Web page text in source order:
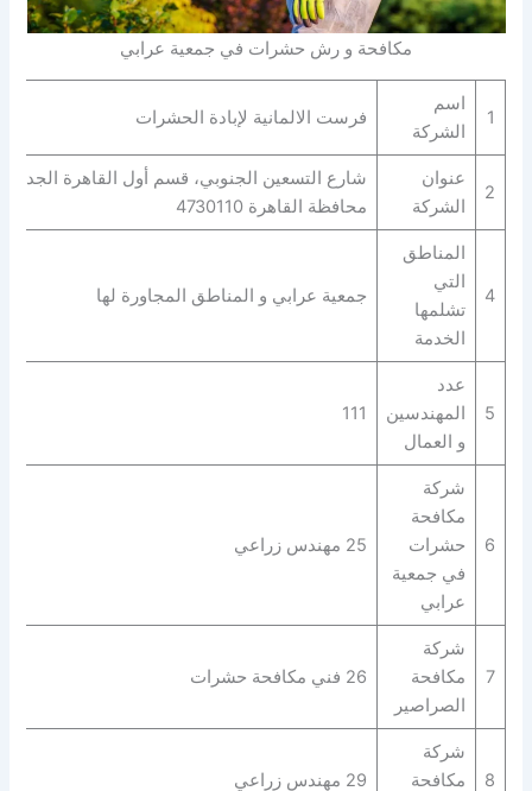
مكافحة و رش حشرات في جمعية عرابي
1
اسم
الشركة
فرست الالمانية لإبادة الحشرات
2
عنوان
الشركة
شارع التسعين الجنوبي، قسم أول القاهرة
محافظة القاهرة‬ 4730110
4
المناطق
التي
تشلمها
الخدمة
جمعية عرابي و المناطق المجاورة لها
5
عدد
المهندسين
و العمال
111
6
شركة
مكافحة
حشرات
في جمعية
عرابي
25 مهندس زراعي
7
شركة
مكافحة
الصراصير
26 فني مكافحة حشرات
8
شركة
مكافحة
29 مهندس زراعي